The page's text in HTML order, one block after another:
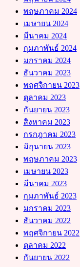
พฤษภาคม 2024
เมษายน 2024
มีนาคม 2024
กุมภาพันธ์ 2024
มกราคม 2024
ธันวาคม 2023
พฤศจิกายน 2023
ตุลาคม 2023
กันยายน 2023
สิงหาคม 2023
กรกฎาคม 2023
มิถุนายน 2023
พฤษภาคม 2023
เมษายน 2023
มีนาคม 2023
กุมภาพันธ์ 2023
มกราคม 2023
ธันวาคม 2022
พฤศจิกายน 2022
ตุลาคม 2022
กันยายน 2022